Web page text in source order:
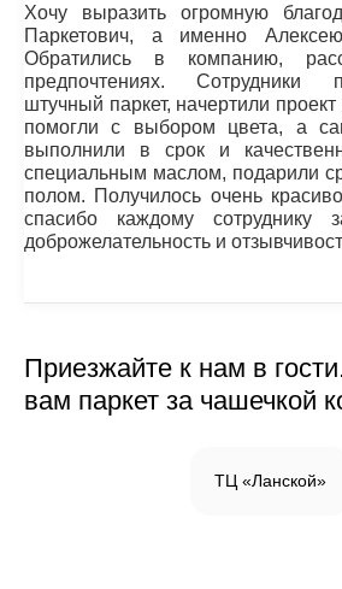
Хочу выразить огромную
Паркетович, а именно
Обратились в компанию,
предпочтениях. Сотрудники
штучный паркет, начертили
помогли с выбором цвета, а
выполнили в срок и
специальным маслом, подарили
полом. Получилось очень
спасибо каждому сотруднику
доброжелательность и
Приезжайте к нам в
вам паркет за чашечкой
ТЦ «Ланской»